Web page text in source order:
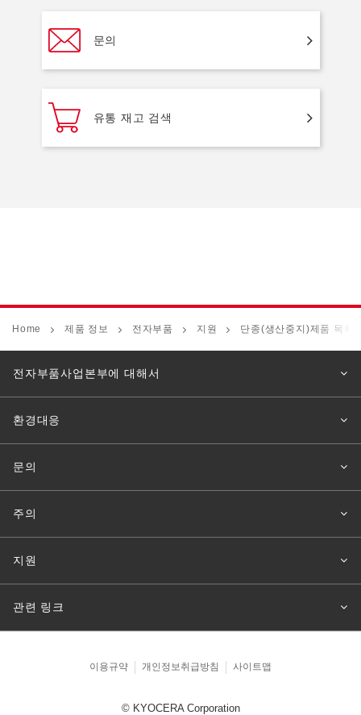
문의
유통 재고 검색
Home 제품 정보 전자부품 지원 단종(생산중지)제품 목록
전자부품사업본부에 대해서
환경대응
문의
주의
지원
관련 링크
이용규약 개인정보취급방침 사이트맵
© KYOCERA Corporation